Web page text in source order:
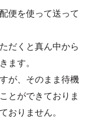
便を使って送って
だくと真ん中から
ます。
が、そのまま待機
とができておりま
おりません。